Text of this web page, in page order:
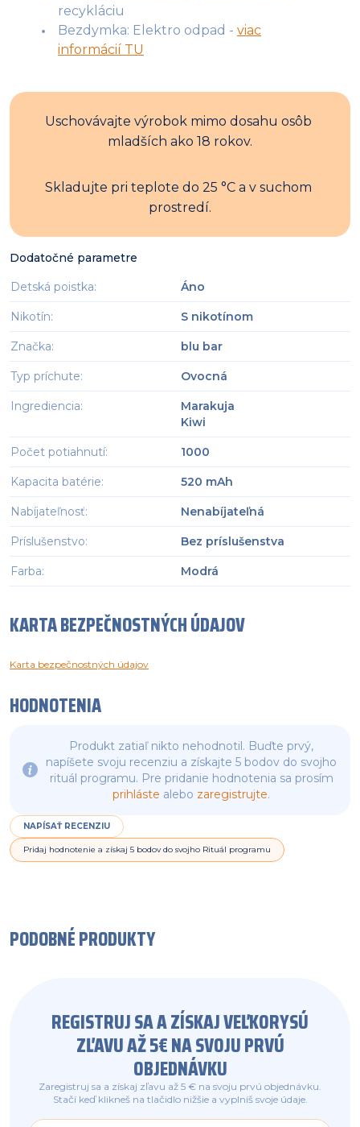
recykláciu
Bezdymka: Elektro odpad - viac
informácií TU
Uschovávajte výrobok mimo dosahu osôb
mladších ako 18 rokov.
Skladujte pri teplote do 25 °C a v suchom
prostredí.
Dodatočné parametre
Detská poistka: Áno
Nikotín: S nikotínom
Značka: blu bar
Typ príchute: Ovocná
Ingrediencia:
Marakuja
Kiwi
Počet potiahnutí: 1000
Kapacita batérie: 520 mAh
Nabíjateľnosť: Nenabíjateľná
Príslušenstvo: Bez príslušenstva
Farba: Modrá
KARTA BEZPEČNOSTNÝCH ÚDAJOV
Karta bezpečnostných údajov
HODNOTENIA
Produkt zatiaľ nikto nehodnotil. Buďte prvý,
napíšete svoju recenziu a získajte 5 bodov do svojho
rituál programu. Pre pridanie hodnotenia sa prosím
prihláste alebo zaregistrujte.
NAPÍSAŤ RECENZIU
Pridaj hodnotenie a získaj 5 bodov do svojho Rituál programu
PODOBNÉ PRODUKTY
REGISTRUJ SA A ZÍSKAJ VEĽKORYSÚ
ZĽAVU AŽ 5€ NA SVOJU PRVÚ
OBJEDNÁVKU
Zaregistruj sa a získaj zľavu až 5 € na svoju prvú objednávku.
Stačí keď klikneš na tlačidlo nižšie a vyplníš svoje údaje.